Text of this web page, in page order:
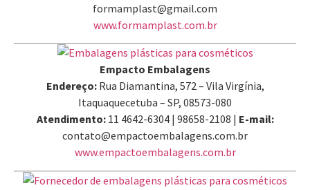
formamplast@gmail.com
www.formamplast.com.br
Empacto Embalagens
Endereço:Rua Diamantina, 572 – Vila Virgínia,
Itaquaquecetuba – SP, 08573-080
Atendimento:11 4642-6304 | 98658-2108 | E-mail:
contato@empactoembalagens.com.br
www.empactoembalagens.com.br